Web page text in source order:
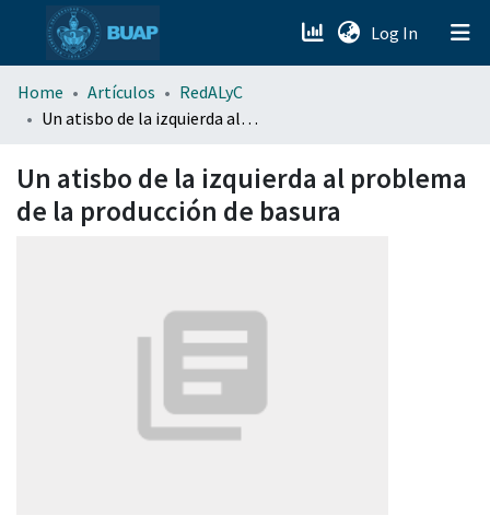
Log In (current)
menu.section.about_menu
Home Artículos
RedALyC
Un atisbo de la izquierda al problema de la producción de basura
Un atisbo de la izquierda al problema
de la producción de basura